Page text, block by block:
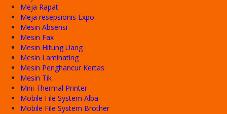
Meja Rapat
Meja resepsionis Expo
Mesin Absensi
Mesin Fax
Mesin Hitung Uang
Mesin Laminating
Mesin Penghancur Kertas
Mesin Tik
Mini Thermal Printer
Mobile File System Alba
Mobile File System Brother